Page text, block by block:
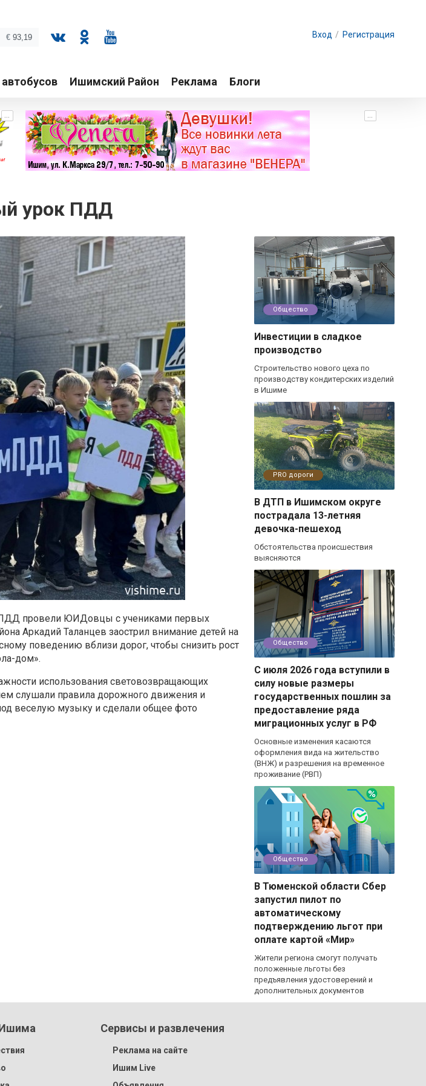
Вход / Регистрация
Ишимский Район Реклама Блоги
... ...
урок ПДД
провели ЮИДовцы с учениками первых
Аркадий Таланцев заострил внимание детей на
поведению вблизи дорог, чтобы снизить рост
дом».
использования световозвращающих
слушали правила дорожного движения и
веселую музыку и сделали общее фото
Общество
Инвестиции в сладкое
производство
Строительство нового цеха по
производству кондитерских изделий
в Ишиме
PRO дороги
В ДТП в Ишимском округе
пострадала 13-летняя
девочка-пешеход
Обстоятельства происшествия
выясняются
Общество
С июля 2026 года вступили в
силу новые размеры
государственных пошлин за
предоставление ряда
миграционных услуг в РФ
Основные изменения касаются
оформления вида на жительство
(ВНЖ) и разрешения на временное
проживание (РВП)
Общество
В Тюменской области Сбер
запустил пилот по
автоматическому
подтверждению льгот при
оплате картой «Мир»
Жители региона смогут получать
положенные льготы без
предъявления удостоверений и
дополнительных документов
Сервисы и развлечения
Реклама на сайте
Ишим Live